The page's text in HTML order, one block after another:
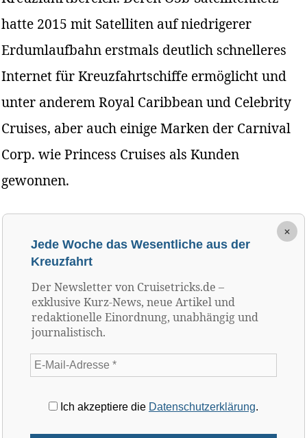
hatte 2015 mit Satelliten auf niedrigerer
Erdumlaufbahn erstmals deutlich schnelleres
Internet für Kreuzfahrtschiffe ermöglicht und
unter anderem Royal Caribbean und Celebrity
Cruises, aber auch einige Marken der Carnival
Corp. wie Princess Cruises als Kunden
gewonnen.
×
Jede Woche das Wesentliche aus der
Kreuzfahrt
Der Newsletter von Cruisetricks.de –
exklusive Kurz-News, neue Artikel und
redaktionelle Einordnung, unabhängig und
journalistisch.
Ich akzeptiere die Datenschutzerklärung.